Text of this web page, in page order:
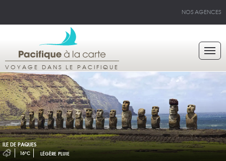
NOS AGENCES
VOYAGE DANS LE PACIFIQUE
ILE DE PAQUES
16°C LÉGÈRE PLUIE